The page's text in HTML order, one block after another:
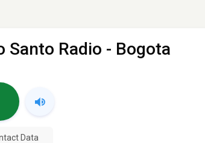
Santo Radio - Bogota
Data